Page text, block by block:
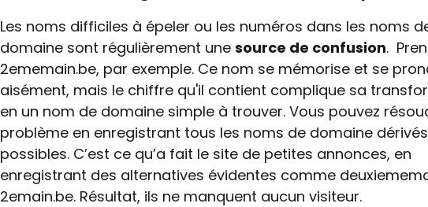
Les noms difficiles à épeler ou les numéros dans les noms
domaine sont régulièrement une​​​​​​​ source de confusion.
2ememain.be, par exemple. Ce nom se mémorise et se
aisément, mais le chiffre qu'il contient complique sa
en un nom de domaine simple à trouver. Vous pouvez
problème en enregistrant tous les noms de domaine dérivés
possibles. C’est ce qu’a fait le site de petites annonces, en
enregistrant des alternatives évidentes comme
2emain.be. Résultat, ils ne manquent aucun visiteur.